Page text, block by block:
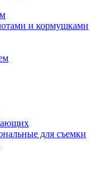
и кормушками
для съемки